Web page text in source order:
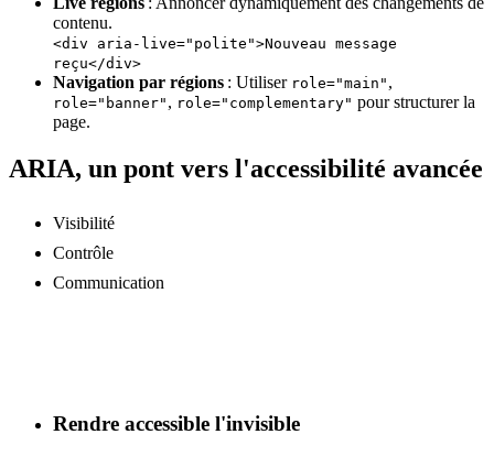
contenu.
<div aria-live="polite">Nouveau message
reçu</div>
Navigation par régions : Utiliser role="main" ,
role="banner" , role="complementary" pour structurer la
page.
ARIA, un pont vers l'accessibilité avancée
Visibilité
Contrôle
Communication
Rendre accessible l'invisible